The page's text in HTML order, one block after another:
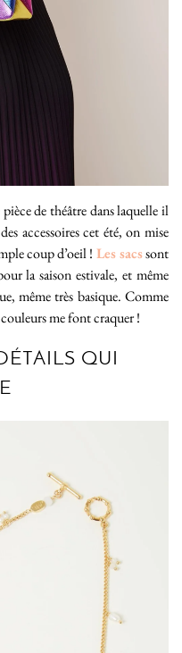
de théâtre dans laquelle il
accessoires cet été, on mise
coup d’oeil ! Les sacssont
la saison estivale, et même
même très basique. Comme
me font craquer !
QUI